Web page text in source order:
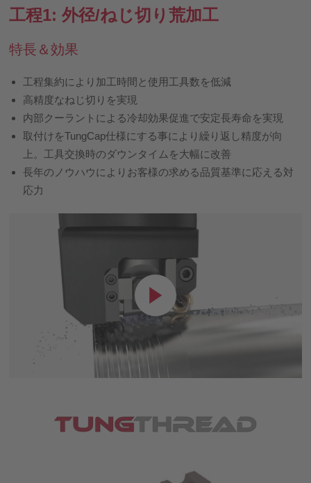
工程1: 外径/ねじ切り荒加工
特長＆効果
工程集約により加工時間と使用工具数を低減
高精度なねじ切りを実現
内部クーラントによる冷却効果促進で安定長寿命を実現
取付けをTungCap仕様にする事により繰り返し精度が向
上。工具交換時のダウンタイムを大幅に改善
長年のノウハウによりお客様の求める品質基準に応える対
応力